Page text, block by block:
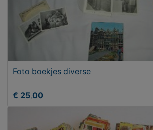
Foto boekjes diverse
€ 25,00